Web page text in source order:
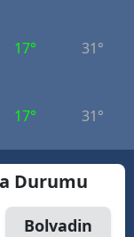
Kütahya
Malatya
17° 31°
17° 31°
Durumu
Bolvadin